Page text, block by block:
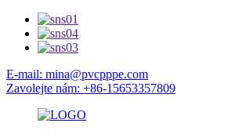
E-mail: mina@pvcpppe.com
Zavolejte nám: +86-15653357809